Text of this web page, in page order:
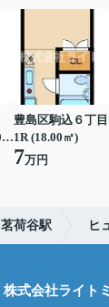
4LDK＋S(納戸) (100.00㎡)
豊島区駒込６丁目
1R (18.00㎡)
7万円
茗荷谷駅 ヒ
株式会社ライト